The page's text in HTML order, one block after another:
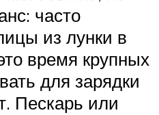
часто
из лунки в
время крупных
для зарядки
Пескарь или